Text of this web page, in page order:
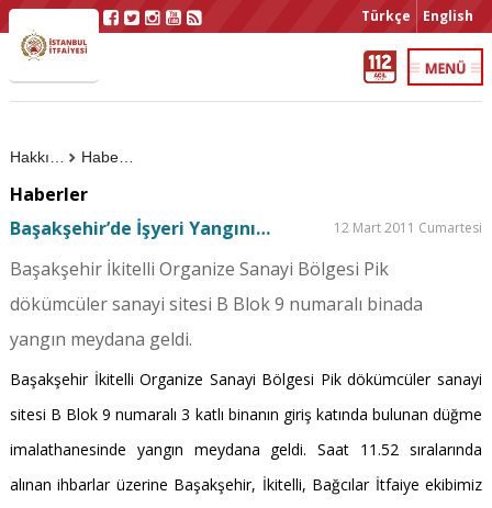
Türkçe English
Haberler
Haberler
Başakşehir’de İşyeri Yangını…
12 Mart 2011 Cumartesi
Başakşehir İkitelli Organize Sanayi Bölgesi Pik
dökümcüler sanayi sitesi B Blok 9 numaralı binada
yangın meydana geldi.
Başakşehir İkitelli Organize Sanayi Bölgesi Pik dökümcüler sanayi
sitesi B Blok 9 numaralı 3 katlı binanın giriş katında bulunan düğme
imalathanesinde yangın meydana geldi. Saat 11.52 sıralarında
alınan ihbarlar üzerine Başakşehir, İkitelli, Bağcılar İtfaiye ekibimiz